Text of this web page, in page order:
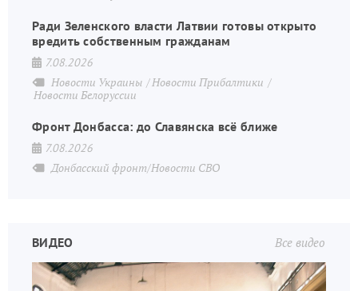
Ради Зеленского власти Латвии готовы открыто
вредить собственным гражданам
7.08.2026
Новости Украины
Новости Прибалтики
Новости Белоруссии
Фронт Донбасса: до Славянска всё ближе
7.08.2026
Донбасский фронт/Новости СВО
Все видео
ВИДЕО